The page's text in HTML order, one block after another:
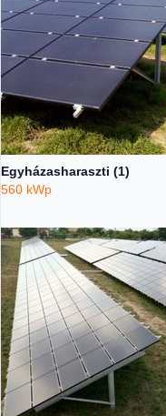
Egyházasharaszti (1)
560 kWp